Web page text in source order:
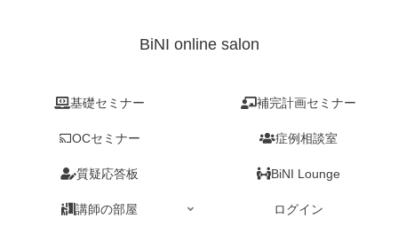
BiNI online salon
基礎セミナー 補完計画セミナー
OCセミナー 症例相談室
質疑応答板 BiNI Lounge
講師の部屋 ログイン